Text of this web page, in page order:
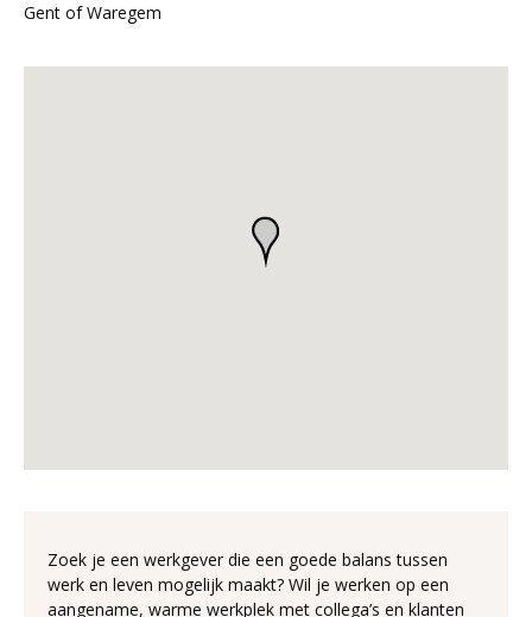
Gent of Waregem
Zoek je een werkgever die een goede balans tussen
werk en leven mogelijk maakt? Wil je werken op een
aangename, warme werkplek met collega’s en klanten